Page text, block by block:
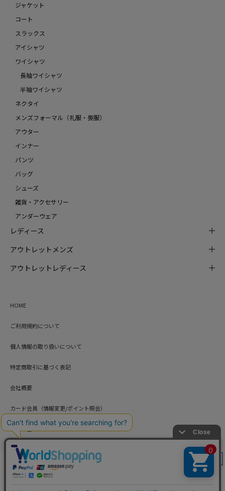
絞り込み
ジャケット
コート
スラックス
アイシャツ
ワイシャツ
長袖ワイシャツ
半袖ワイシャツ
ネクタイ
メンズフォーマル（礼服・喪服）
アウター
インナー
パンツ
バッグ
シューズ
雑貨・アクセサリー
アンダーウェア
レディース
アウトレットメンズ
アウトレットレディース
HOME
ご利用規約について
個人情報の取り扱いについて
特定商取引に基づく表記
会社概要
カード会員（情報変更/ポイント照会）